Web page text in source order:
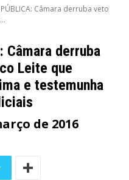
PÚBLICA: Câmara derruba veto
Câmara derruba
Leite que
e testemunha
de 2016